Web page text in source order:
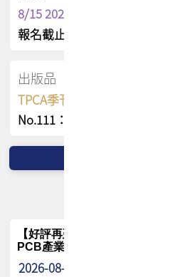
8/15 2026 TPCA健康盃保齡球
報名截止日 : 8/3 活動日期 : 8/15
出版品
TPCA季刊 FREE 線上版
No.111：PCB全球風險布局與
【好評再延長】PCB GPT 全面
PCB產業專屬 AI 知識平台
2026-08-04